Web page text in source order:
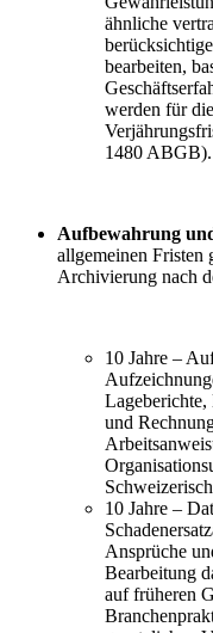
ähnliche
bearbeiten,
werden für
1480 ABGB).
Aufbewahrung
allgemeinen Fristen
Archivierung nach
10 Jahre –
und
10 Jahre –
Ansprüche
Bearbeitung
auf früheren